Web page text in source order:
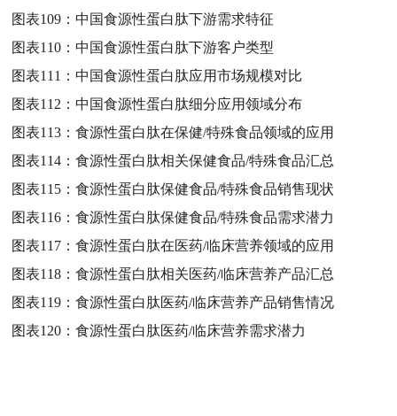
图表109：中国食源性蛋白肽下游需求特征
图表110：中国食源性蛋白肽下游客户类型
图表111：中国食源性蛋白肽应用市场规模对比
图表112：中国食源性蛋白肽细分应用领域分布
图表113：食源性蛋白肽在保健/特殊食品领域的应用
图表114：食源性蛋白肽相关保健食品/特殊食品汇总
图表115：食源性蛋白肽保健食品/特殊食品销售现状
图表116：食源性蛋白肽保健食品/特殊食品需求潜力
图表117：食源性蛋白肽在医药/临床营养领域的应用
图表118：食源性蛋白肽相关医药/临床营养产品汇总
图表119：食源性蛋白肽医药/临床营养产品销售情况
图表120：食源性蛋白肽医药/临床营养需求潜力